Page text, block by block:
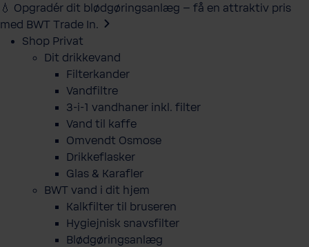
💧 Opgradér dit blødgøringsanlæg – få en attraktiv pris
med BWT Trade In.
Shop Privat
Dit drikkevand
Filterkander
Vandfiltre
3-i-1 vandhaner inkl. filter
Vand til kaffe
Omvendt Osmose
Drikkeflasker
Glas & Karafler
BWT vand i dit hjem
Kalkfilter til bruseren
Hygiejnisk snavsfilter
Blødgøringsanlæg